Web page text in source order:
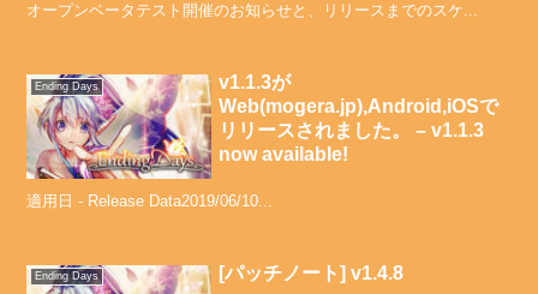
オープンベータテスト開催のお知らせと、リリースまでのスケ...
Ending Days
v1.1.3が
Web(mogera.jp),Android,iOSで
リリースされました。 – v1.1.3
now available!
適用日 - Release Data2019/06/10...
Ending Days [パッチノート] v1.4.8